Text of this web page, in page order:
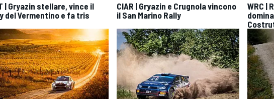
| Gryazin stellare, vince il
del Vermentino e fa tris
CIAR | Gryazin e Crugnola vincono
il San Marino Rally
WRC |